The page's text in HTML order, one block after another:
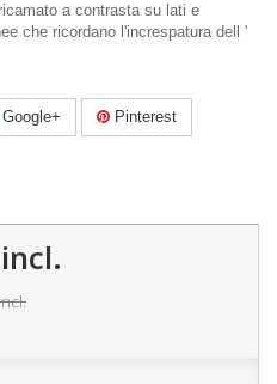
a contrasta su lati e
che ricordano l'increspatura dell '
Google+ Pinterest